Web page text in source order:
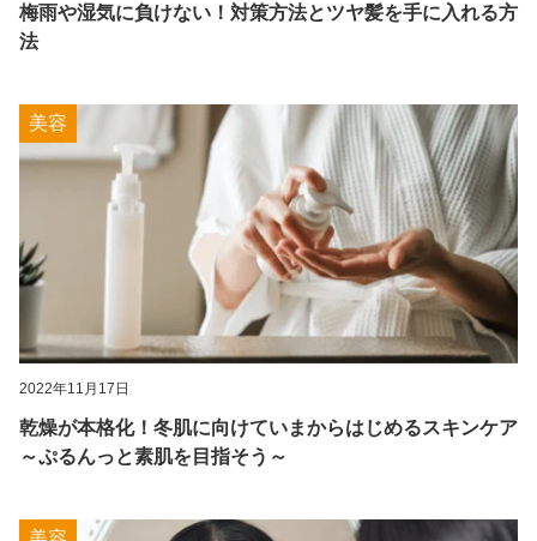
梅雨や湿気に負けない！対策方法とツヤ髪を手に入れる方
法
美容
2022年11月17日
乾燥が本格化！冬肌に向けていまからはじめるスキンケア
～ぷるんっと素肌を目指そう～